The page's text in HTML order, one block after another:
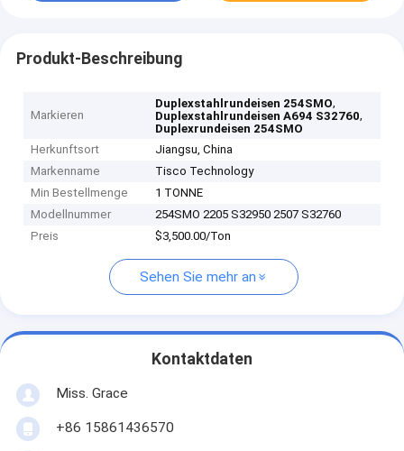
Produkt-Beschreibung
Markieren
Duplexstahlrundeisen 254SMO,
Duplexstahlrundeisen A694 S32760,
Duplexrundeisen 254SMO
Herkunftsort
Jiangsu, China
Markenname
Tisco Technology
Min Bestellmenge
1 TONNE
Modellnummer
254SMO 2205 S32950 2507 S32760
Preis
$3,500.00/Ton
Sehen Sie mehr an
Kontaktdaten
Miss. Grace
+86 15861436570